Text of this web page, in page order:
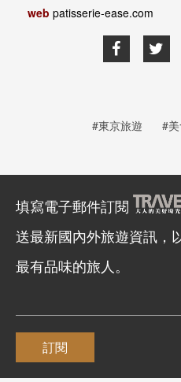
web patisserie-ease.com
#東京旅遊 #
填寫電子郵件訂閱
送最新國內外旅遊資訊，
最有品味的旅人。
訂閱